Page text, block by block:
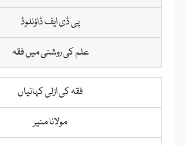
پی ڈی ایف ڈاؤنلوڈ
علم کی روشنی میں فقہ
فقہ کی ازلی کہانیاں
مولانا منیر